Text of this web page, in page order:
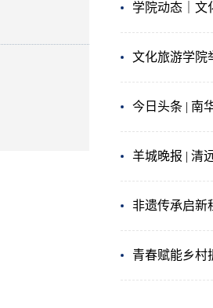
学院动态｜文
文化旅游学院
今日头条 | 南
羊城晚报 | 清
非遗传承启新
青春赋能乡村